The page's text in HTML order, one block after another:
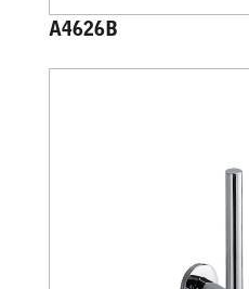
A4626B